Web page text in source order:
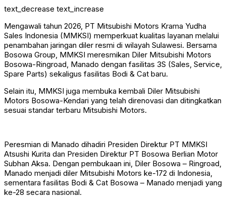
text_decrease text_increase
Mengawali tahun 2026, PT Mitsubishi Motors Krama Yudha
Sales Indonesia (MMKSI) memperkuat kualitas layanan melalui
penambahan jaringan diler resmi di wilayah Sulawesi. Bersama
Bosowa Group, MMKSI meresmikan Diler Mitsubishi Motors
Bosowa-Ringroad, Manado dengan fasilitas 3S (Sales, Service,
Spare Parts) sekaligus fasilitas Bodi & Cat baru.
Selain itu, MMKSI juga membuka kembali Diler Mitsubishi
Motors Bosowa-Kendari yang telah direnovasi dan ditingkatkan
sesuai standar terbaru Mitsubishi Motors.
Peresmian di Manado dihadiri Presiden Direktur PT MMKSI
Atsushi Kurita dan Presiden Direktur PT Bosowa Berlian Motor
Subhan Aksa. Dengan pembukaan ini, Diler Bosowa – Ringroad,
Manado menjadi diler Mitsubishi Motors ke-172 di Indonesia,
sementara fasilitas Bodi & Cat Bosowa – Manado menjadi yang
ke-28 secara nasional.